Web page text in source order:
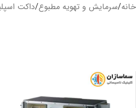
خانه/سرمایش و تهویه مطبوع/داکت